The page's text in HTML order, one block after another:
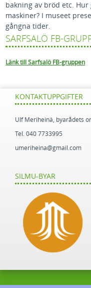
bakning av bröd etc.
maskiner? I museet
gångna tider.
SARFSALÖ FB-
Länk till Sarfsalö FB-gruppen
KONTAKTUPPGIFTER
Ulf Meriheinä, byarådets
Tel. 040 7733995
umeriheina@gmail.com
SILMU-BYAR